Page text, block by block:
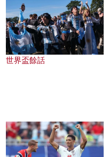
世界盃餘話